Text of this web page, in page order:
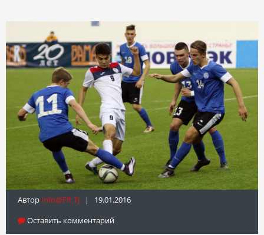
Автор Info@fft.tj | 19.01.2016
Оставить комментарий